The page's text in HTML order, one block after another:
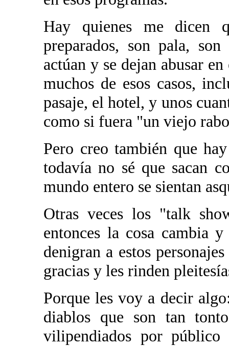
Hay quienes me dicen
preparados, son pala,
actúan y se dejan abusar
muchos de esos casos,
pasaje, el hotel, y unos
como si fuera "un viejo
Pero creo también que
todavía no sé que sacan
mundo entero se sientan
Otras veces los "talk
entonces la cosa cambia
denigran a estos
gracias y les rinden
Porque les voy a decir
diablos que son tan
vilipendiados por